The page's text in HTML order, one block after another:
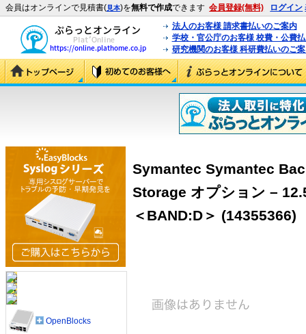
会員はオンラインで見積書(見本)を無料で作成できます 会員登録(無料) ログイン
法人のお客様 請求書払いのご案内
学校・官公庁のお客様 校費・公費
研究機関のお客様 科研費払いのご
Symantec Symantec
Storage オプション –
＜BAND:D＞ (14355366)
OpenBlocks